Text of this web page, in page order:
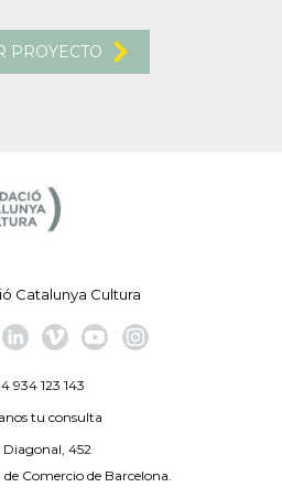
PROYECTO
Catalunya Cultura
934 123 143
tu consulta
Diagonal, 452
Comercio de Barcelona.